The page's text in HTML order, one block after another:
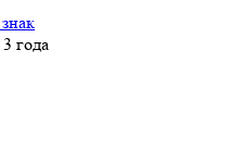
3 года